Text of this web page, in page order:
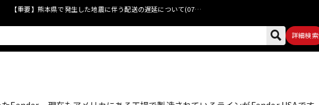
【重要】熊本県で発生した地震に伴う配送の遅延について(07月29日
詳細検索